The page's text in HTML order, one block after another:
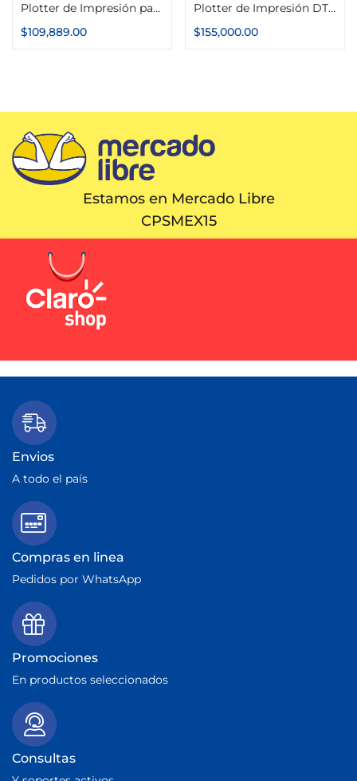
Plotter de Impresión para Sublimar 1 Cabezal
$109,889.00
Plotter de Impresión DTF XR 40cm Color Make
$155,000.00
Estamos en Mercado Libre
CPSMEX15
Envios
A todo el país
Compras en linea
Pedidos por WhatsApp
Promociones
En productos seleccionados
Consultas